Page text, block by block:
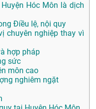
Hóc Môn là dịch
Điều lệ, nội quy
chuyên nghiệp thay vì
hợp pháp
sức
môn cao
nghiêm ngặt